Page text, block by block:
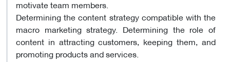
motivate team members.
Determining the content strategy compatible with the
macro marketing strategy. Determining the role of
content in attracting customers, keeping them, and
promoting products and services.